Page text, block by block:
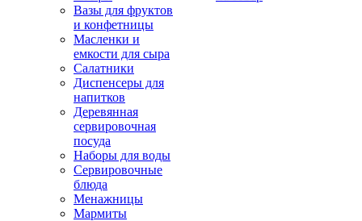
Вазы для фруктов
и конфетницы
Масленки и
емкости для сыра
Салатники
Диспенсеры для
напитков
Деревянная
сервировочная
посуда
Наборы для воды
Сервировочные
блюда
Менажницы
Мармиты